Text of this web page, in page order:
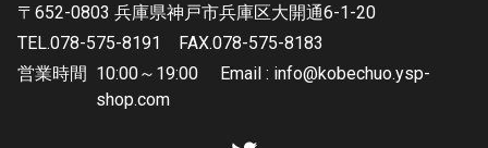
〒652-0803 兵庫県神戸市兵庫区大開通6-1-20
TEL.078-575-8191
FAX.078-575-8183
営業時間 10:00～19:00 Email : info@kobechuo.ysp-
shop.com